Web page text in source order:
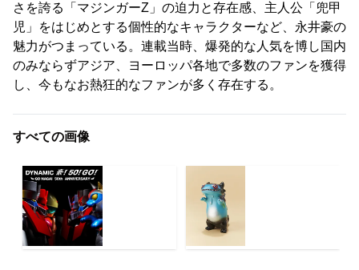
さを誇る「マジンガーZ」の迫力と存在感、主人公「兜甲
児」をはじめとする個性的なキャラクターなど、永井豪の
魅力がつまっている。連載当時、爆発的な人気を博し国内
のみならずアジア、ヨーロッパ各地で多数のファンを獲得
し、今もなお熱狂的なファンが多く存在する。
すべての画像